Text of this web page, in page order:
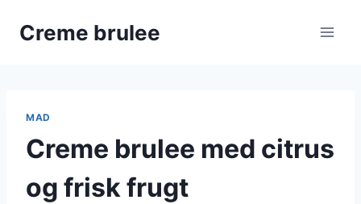
Creme brulee
MAD
Creme brulee med citrus
og frisk frugt